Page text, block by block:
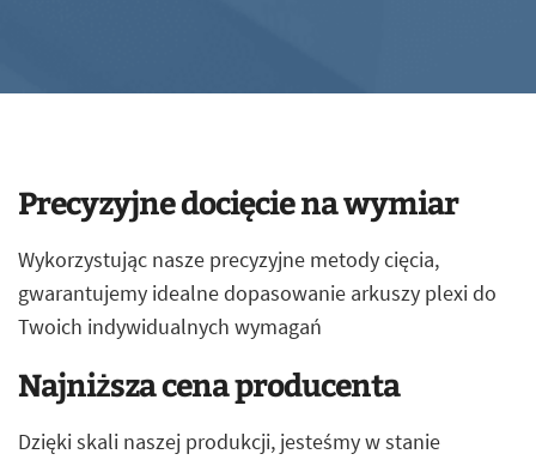
Precyzyjne docięcie na wymiar
Wykorzystując nasze precyzyjne metody cięcia,
gwarantujemy idealne dopasowanie arkuszy plexi do
Twoich indywidualnych wymagań
Najniższa cena producenta
Dzięki skali naszej produkcji, jesteśmy w stanie